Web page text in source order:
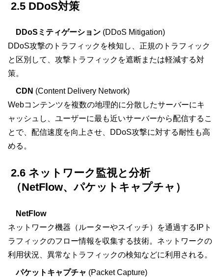
2.5 DDoS対策
DDoSミティゲーション (DDoS Mitigation)
DDoS攻撃のトラフィックを検知し、正規のトラフィック
と区別して、攻撃トラフィックを遮断または軽減する対
策。
CDN (Content Delivery Network)
Webコンテンツを複数の地理的に分散したサーバーにキ
ャッシュし、ユーザーに最も近いサーバーから配信するこ
とで、配信速度を向上させ、DDoS攻撃に対する耐性も高
める。
2.6 ネットワーク監視と分析
（NetFlow、パケットキャプチャ）
NetFlow
ネットワーク機器（ルーターやスイッチ）を通過するIPト
ラフィックのフロー情報を収集する技術。ネットワークの
利用状況、異常なトラフィックの検知などに利用される。
パケットキャプチャ (Packet Capture)